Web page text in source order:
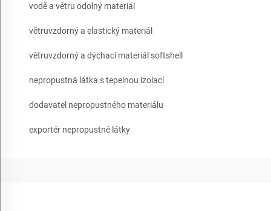
vodě a větru odolný materiál
větruvzdorný a elastický materiál
větruvzdorný a dýchací materiál softshell
nepropustná látka s tepelnou izolací
dodavatel nepropustného materiálu
exportér nepropustné látky